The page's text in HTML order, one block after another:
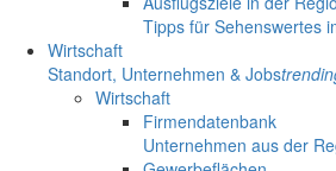
Tipps für Sehenswertes
Wirtschaft
Standort, Unternehmen & Jobs
Wirtschaft
Firmendatenbank
Unternehmen aus der